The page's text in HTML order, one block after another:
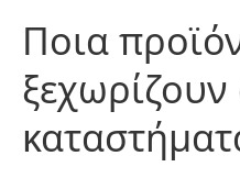
Ποια